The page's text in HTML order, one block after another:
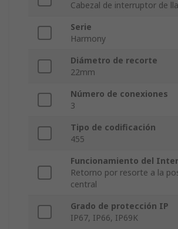
Cabezal de interruptor de
Serie
Harmony
Diámetro de recorte
22mm
Número de conexiones
3
Tipo de codificación
455
Funcionamiento del
Retorno por resorte a la
central
Grado de protección IP
IP67, IP66, IP69K